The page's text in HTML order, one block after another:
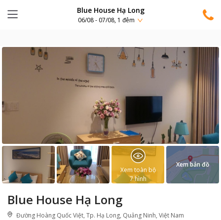
Blue House Hạ Long
06/08 - 07/08, 1 đêm
Blue House Hạ Long
Đường Hoàng Quốc Việt, Tp. Hạ Long, Quảng Ninh, Việt Nam
Xem toàn bộ
7hình
Xem bản đồ